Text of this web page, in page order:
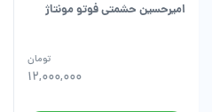
امیرحسین حشمتی فوتو مونتاژ
12,000,000
تومان